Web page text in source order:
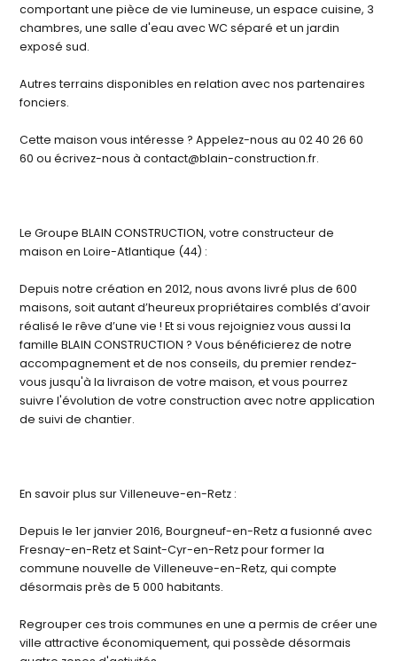
comportant une pièce de vie lumineuse, un espace cuisine, 3
chambres, une salle d'eau avec WC séparé et un jardin
exposé sud.
Autres terrains disponibles en relation avec nos partenaires
fonciers.
Cette maison vous intéresse ? Appelez-nous au 02 40 26 60
60 ou écrivez-nous à contact@blain-construction.fr.
Le Groupe BLAIN CONSTRUCTION, votre constructeur de
maison en Loire-Atlantique (44) :
Depuis notre création en 2012, nous avons livré plus de 600
maisons, soit autant d’heureux propriétaires comblés d’avoir
réalisé le rêve d’une vie ! Et si vous rejoigniez vous aussi la
famille BLAIN CONSTRUCTION ? Vous bénéficierez de notre
accompagnement et de nos conseils, du premier rendez-
vous jusqu'à la livraison de votre maison, et vous pourrez
suivre l'évolution de votre construction avec notre application
de suivi de chantier.
En savoir plus sur Villeneuve-en-Retz :
Depuis le 1er janvier 2016, Bourgneuf-en-Retz a fusionné avec
Fresnay-en-Retz et Saint-Cyr-en-Retz pour former la
commune nouvelle de Villeneuve-en-Retz, qui compte
désormais près de 5 000 habitants.
Regrouper ces trois communes en une a permis de créer une
ville attractive économiquement, qui possède désormais